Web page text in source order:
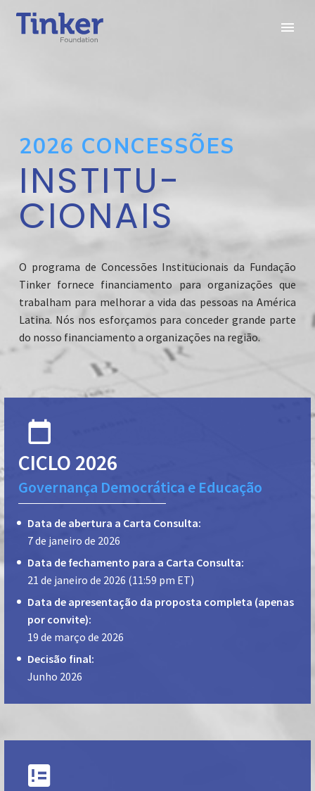
2026 CONCESSÕES
INSTITU-
CIONAIS
O programa de Concessões Institucionais da Fundação
Tinker fornece financiamento para organizações que
trabalham para melhorar a vida das pessoas na América
Latina. Nós nos esforçamos para conceder grande parte
do nosso financiamento a organizações na região.
CICLO 2026
Governança Democrática e Educação
Data de abertura a Carta Consulta:
7 de janeiro de 2026
Data de fechamento para a Carta Consulta:
21 de janeiro de 2026 (11:59 pm ET)
Data de apresentação da proposta completa (apenas
por convite):
19 de março de 2026
Decisão final:
Junho 2026